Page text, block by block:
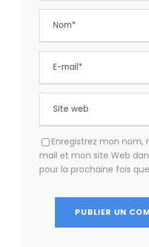
Enregistrez mon nom,
mail et mon site Web
pour la prochaine fois